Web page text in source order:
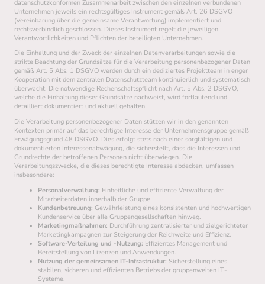
datenschutzkonformen Zusammenarbeit zwischen den einzelnen verbundenen
Unternehmen jeweils ein rechtsgültiges Instrument gemäß Art. 26 DSGVO
(Vereinbarung über die gemeinsame Verantwortung) implementiert und
rechtsverbindlich geschlossen. Dieses Instrument regelt die jeweiligen
Verantwortlichkeiten und Pflichten der beteiligten Unternehmen.
Die Einhaltung und der Zweck der einzelnen Datenverarbeitungen sowie die
strikte Beachtung der Grundsätze für die Verarbeitung personenbezogener Daten
gemäß Art. 5 Abs. 1 DSGVO werden durch ein dediziertes Projektteam in enger
Kooperation mit dem zentralen Datenschutzteam kontinuierlich und systematisch
überwacht. Die notwendige Rechenschaftspflicht nach Art. 5 Abs. 2 DSGVO,
welche die Einhaltung dieser Grundsätze nachweist, wird fortlaufend und
detailliert dokumentiert und aktuell gehalten.
Die Verarbeitung personenbezogener Daten stützen wir in den genannten
Kontexten primär auf das berechtigte Interesse der Unternehmensgruppe gemäß
Erwägungsgrund 48 DSGVO. Dies erfolgt stets nach einer sorgfältigen und
dokumentierten Interessenabwägung, die sicherstellt, dass die Interessen und
Grundrechte der betroffenen Personen nicht überwiegen. Die
Verarbeitungszwecke, die dieses berechtigte Interesse abdecken, umfassen
insbesondere:
Personalverwaltung: Einheitliche und effiziente Verwaltung der
Mitarbeiterdaten innerhalb der Gruppe.
Kundenbetreuung: Gewährleistung eines konsistenten und hochwertigen
Kundenservice über alle Gruppengesellschaften hinweg.
Marketingmaßnahmen: Durchführung zentralisierter und zielgerichteter
Marketingkampagnen zur Steigerung der Reichweite und Effizienz.
Software-Verteilung und -Nutzung: Effizientes Management und
Bereitstellung von Lizenzen und Anwendungen.
Nutzung der gemeinsamen IT-Infrastruktur: Sicherstellung eines
stabilen, sicheren und effizienten Betriebs der gruppenweiten IT-
Systeme.